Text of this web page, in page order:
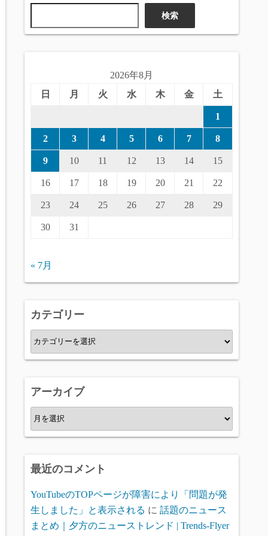
検索
2026年8月
日
月 火 水 木 金 土
1
2 3 4 5 6 7 8
9 10 11 12 13 14 15
16 17 18 19 20 21 22
23 24 25 26 27 28 29
30 31
« 7月
カテゴリー
カ
テ
ー
アーカイブ
ア
ー
ブ
最近のコメント
YouTubeのTOPページが障害により「問題が発
生しました」と表示される に 話題のニュース
まとめ｜夕方のニューストレンド | Trends-Flyer